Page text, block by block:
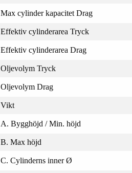
Max cylinder kapacitet Drag
Effektiv cylinderarea Tryck
Effektiv cylinderarea Drag
Oljevolym Tryck
Oljevolym Drag
Vikt
A. Bygghöjd / Min. höjd
B. Max höjd
C. Cylinderns inner Ø